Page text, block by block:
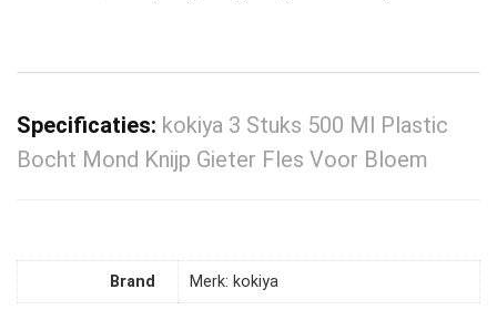
Specificaties: kokiya 3 Stuks 500 Ml Plastic
Bocht Mond Knijp Gieter Fles Voor Bloem
Brand Merk: kokiya